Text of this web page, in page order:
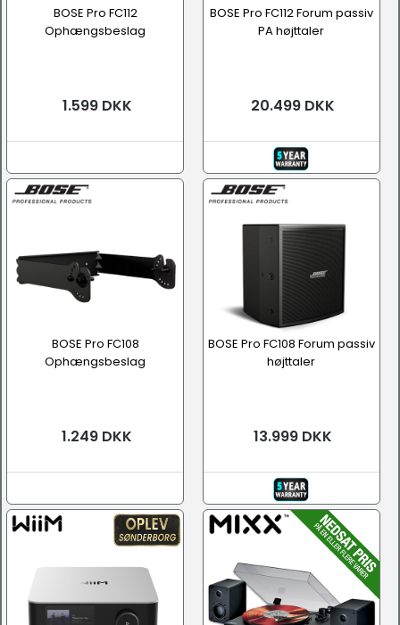
BOSE Pro FC112
Ophængsbeslag
1.599 DKK
BOSE Pro FC112 Forum passiv
PA højttaler
20.499 DKK
BOSE Pro FC108
Ophængsbeslag
1.249 DKK
BOSE Pro FC108 Forum passiv
højttaler
13.999 DKK